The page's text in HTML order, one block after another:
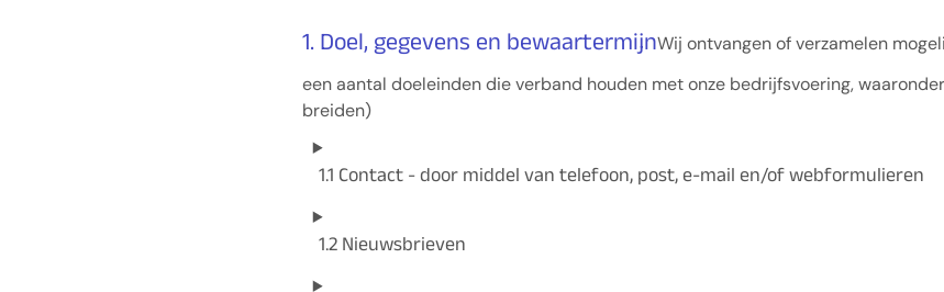
1. Doel, gegevens en bewaartermijnWij ontvangen of verzamelen
een aantal doeleinden die verband houden met onze bedrijfsvoering,
breiden)
1.1 Contact - door middel van telefoon, post, e-mail en/of webformulieren
1.2 Nieuwsbrieven